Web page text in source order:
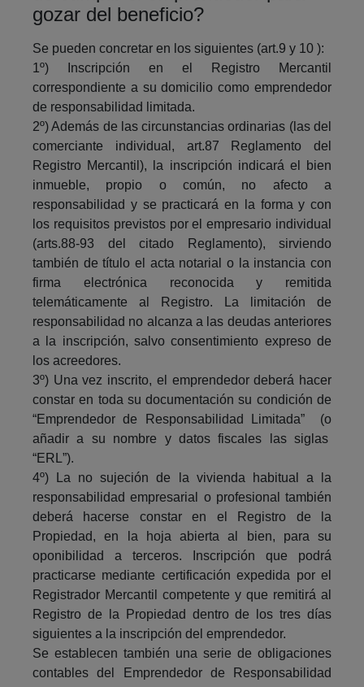
gozar del beneficio?
Se pueden concretar en los siguientes (art.9 y 10 ):
1º) Inscripción en el Registro Mercantil
correspondiente a su domicilio como emprendedor
de responsabilidad limitada.
2º) Además de las circunstancias ordinarias (las del
comerciante individual, art.87 Reglamento del
Registro Mercantil), la inscripción indicará el bien
inmueble, propio o común, no afecto a
responsabilidad y se practicará en la forma y con
los requisitos previstos por el empresario individual
(arts.88-93 del citado Reglamento), sirviendo
también de título el acta notarial o la instancia con
firma electrónica reconocida y remitida
telemáticamente al Registro. La limitación de
responsabilidad no alcanza a las deudas anteriores
a la inscripción, salvo consentimiento expreso de
los acreedores.
3º) Una vez inscrito, el emprendedor deberá hacer
constar en toda su documentación su condición de
“Emprendedor de Responsabilidad Limitada” (o
añadir a su nombre y datos fiscales las siglas
“ERL”).
4º) La no sujeción de la vivienda habitual a la
responsabilidad empresarial o profesional también
deberá hacerse constar en el Registro de la
Propiedad, en la hoja abierta al bien, para su
oponibilidad a terceros. Inscripción que podrá
practicarse mediante certificación expedida por el
Registrador Mercantil competente y que remitirá al
Registro de la Propiedad dentro de los tres días
siguientes a la inscripción del emprendedor.
Se establecen también una serie de obligaciones
contables del Emprendedor de Responsabilidad